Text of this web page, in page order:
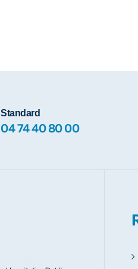
Standard
04 74 40 80 00